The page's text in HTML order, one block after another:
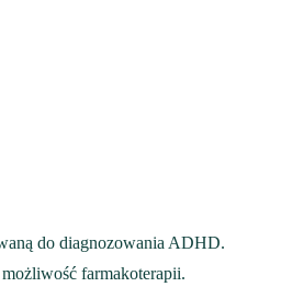
do diagnozowania ADHD.
farmakoterapii.